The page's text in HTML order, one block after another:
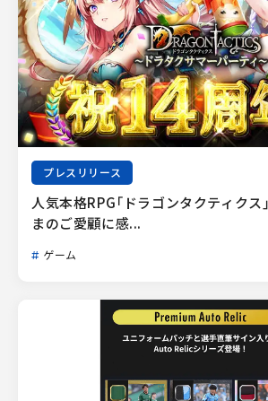
プレスリリース
人気本格RPG「ドラゴンタクティクス
まのご愛顧に感...
ゲーム